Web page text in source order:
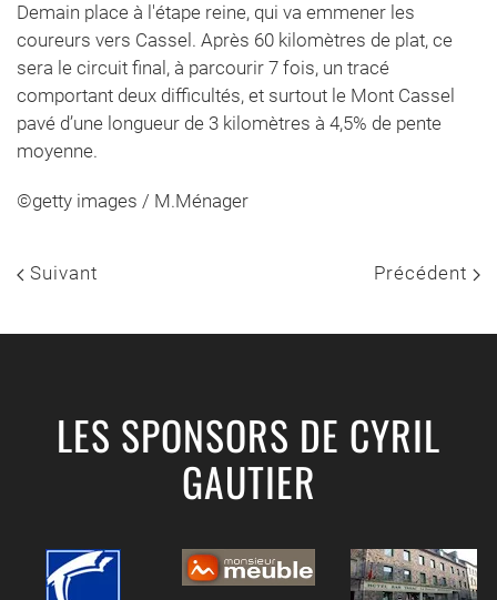
Demain place à l'étape reine, qui va emmener les
coureurs vers Cassel. Après 60 kilomètres de plat, ce
sera le circuit final, à parcourir 7 fois, un tracé
comportant deux difficultés, et surtout le Mont Cassel
pavé d’une longueur de 3 kilomètres à 4,5% de pente
moyenne.
©getty images / M.Ménager
Suivant Précédent
LES SPONSORS DE CYRIL
GAUTIER